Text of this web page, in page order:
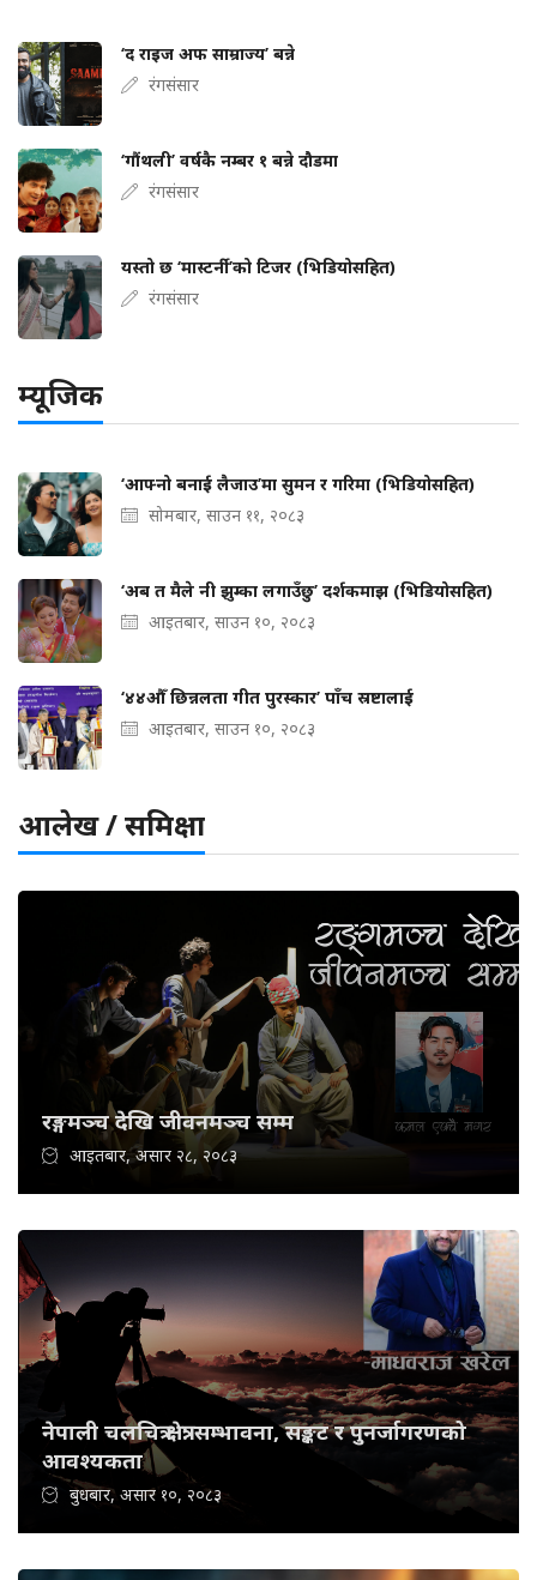
‘द राइज अफ साम्राज्य’ बन्ने
रंगसंसार
‘गौंथली’ वर्षकै नम्बर १ बन्ने दौडमा
रंगसंसार
यस्तो छ ‘मास्टर्नी’को टिजर (भिडियोसहित)
रंगसंसार
म्यूजिक
‘आफ्नो बनाई लैजाउ’मा सुमन र गरिमा (भिडियोसहित)
सोमबार, साउन ११, २०८३
‘अब त मैले नी झुम्का लगाउँछु’ दर्शकमाझ (भिडियोसहित)
आइतबार, साउन १०, २०८३
‘४४औँ छिन्नलता गीत पुरस्कार’ पाँच स्रष्टालाई
आइतबार, साउन १०, २०८३
आलेख / समिक्षा
रङ्गमञ्च देखि जीवनमञ्च सम्म
आइतबार, असार २८, २०८३
नेपाली चलचित्र क्षेत्र: सम्भावना, सङ्कट र पुनर्जागरणको
आवश्यकता
बुधबार, असार १०, २०८३